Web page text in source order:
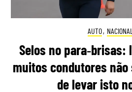
AUTO, NACIONAL
Selos no para‑brisas:
muitos condutores não
de levar isto